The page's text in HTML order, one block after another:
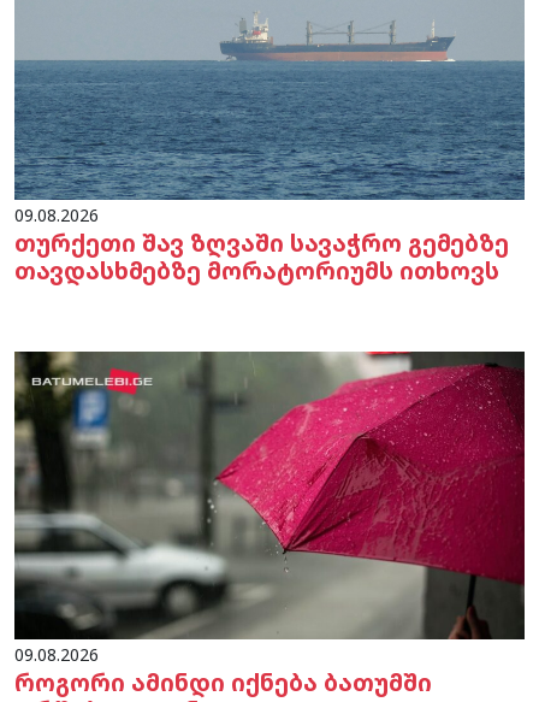
09.08.2026
თურქეთი შავ ზღვაში სავაჭრო გემებზე
თავდასხმებზე მორატორიუმს ითხოვს
09.08.2026
როგორი ამინდი იქნება ბათუმში